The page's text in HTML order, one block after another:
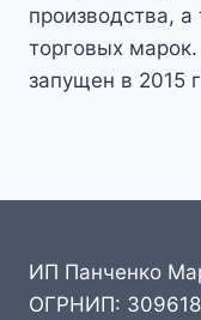
производства,
торговых
запущен в 2015
ИП Панченко
ОГРНИП: